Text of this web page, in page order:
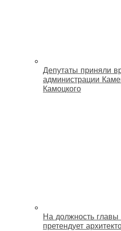
Депутаты приняли
администрации
Камоцкого
На должность
претендует